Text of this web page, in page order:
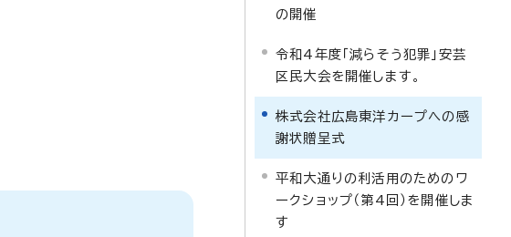
の開催
令和4年度「減らそう犯罪」安芸
区民大会を開催します。
株式会社広島東洋カープへの感
謝状贈呈式
平和大通りの利活用のためのワ
ークショップ（第4回）を開催しま
す